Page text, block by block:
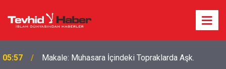
18:39
Boykottan kaçmaya çalışan Algida yeni bir marka
ismi buldu!